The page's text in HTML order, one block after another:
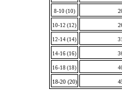
8-10 (10)
10-12 (12)
12-14 (14) 31
14-16 (16)
16-18 (18)
18-20 (20)